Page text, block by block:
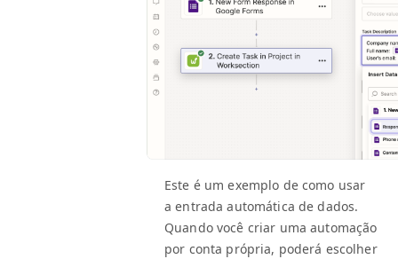
Este é um exem­p­lo de como usar
a entra­da automáti­ca de dados.
Quan­do você cri­ar uma automação
por con­ta própria, poderá escol­her